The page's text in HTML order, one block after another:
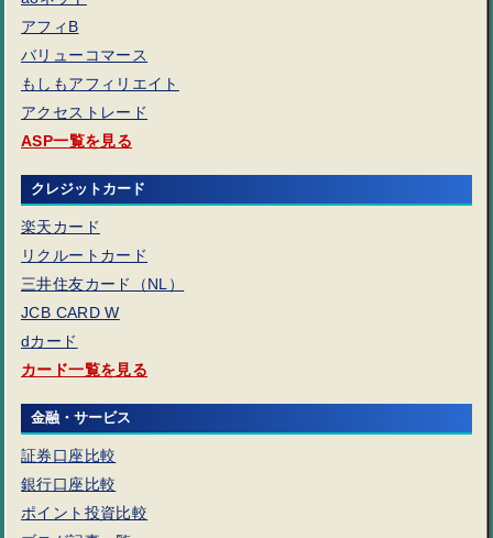
アフィB
バリューコマース
もしもアフィリエイト
アクセストレード
ASP一覧を見る
クレジットカード
楽天カード
リクルートカード
三井住友カード（NL）
JCB CARD W
dカード
カード一覧を見る
金融・サービス
証券口座比較
銀行口座比較
ポイント投資比較